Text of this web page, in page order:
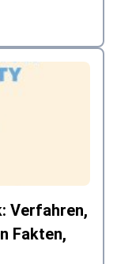
Verfahren,
Fakten,